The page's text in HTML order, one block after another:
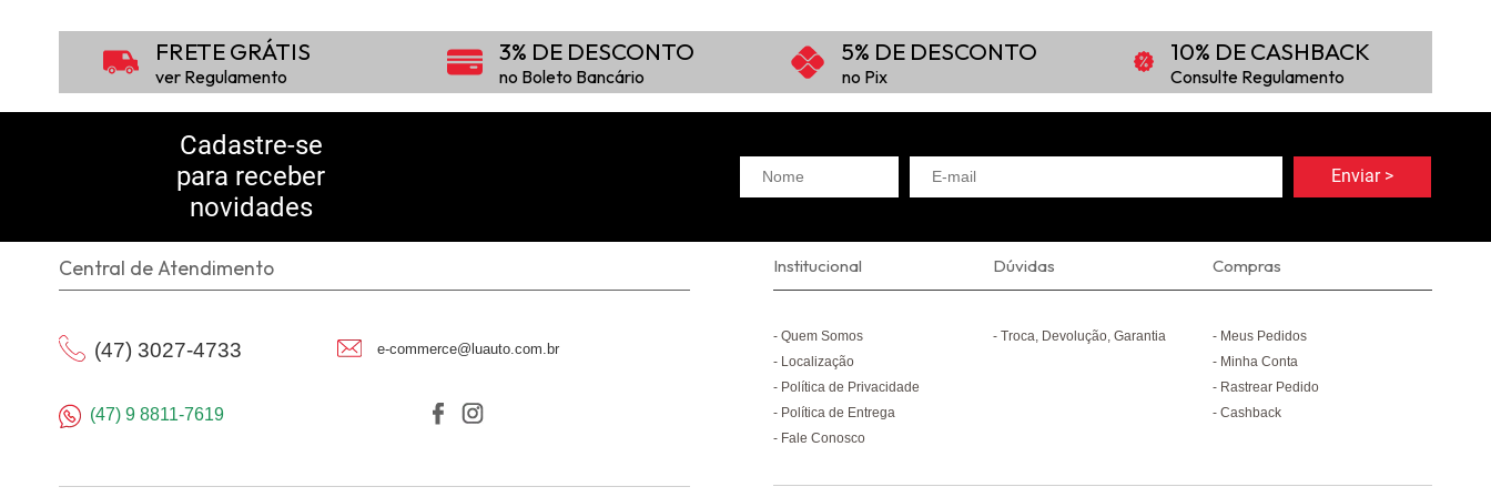
FRETE GRÁTIS
ver Regulamento
3% DE DESCONTO
no Boleto Bancário
5% DE DESCONTO
no Pix
10% DE CASHBACK
Consulte Regulamento
Cadastre-se
para receber
novidades
Central de Atendimento
(47) 3027-4733 e-commerce@luauto.com.br
(47) 9 8811-7619
Institucional
Quem Somos
Localização
Política de Privacidade
Política de Entrega
Fale Conosco
Dúvidas
Troca, Devolução, Garantia
Compras
Meus Pedidos
Minha Conta
Rastrear Pedido
Cashback